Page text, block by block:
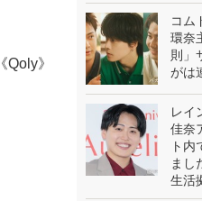
《Qoly》
コム
環奈
則」
がは
レイ
佳奈
ト内
まし
生活